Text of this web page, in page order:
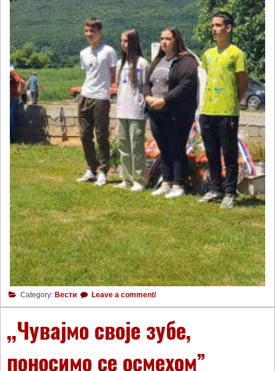
Category: Вести Leave a comment/
,,Чувајмо своје зубе,
поносимо се осмехом”